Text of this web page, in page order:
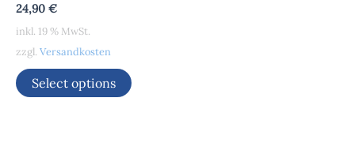
24,90 €
inkl. 19 % MwSt.
zzgl. Versandkosten
Select options